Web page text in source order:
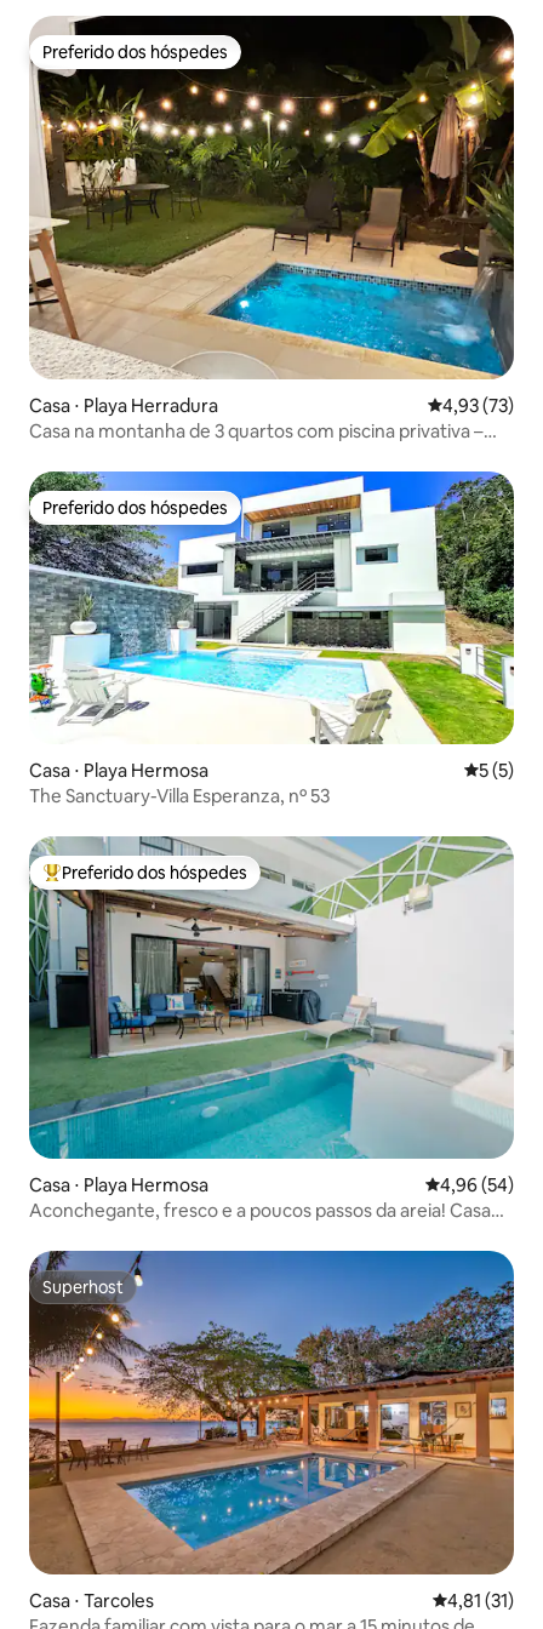
Preferido dos hóspedes
Preferido dos hóspedes
Casa ⋅ Playa Herradura 4,93 de uma
4,93 (73)
Casa na montanha de 3 quartos com piscina privativa –
Preferido dos hóspedes
Preferido dos hóspedes
Casa ⋅ Playa Hermosa 5 de
5 (5)
The Sanctuary-Villa Esperanza, nº 53
Entre os melhores preferidos dos hóspedes
Preferido dos hóspedes
Casa ⋅ Playa Hermosa 4,96 de uma
4,96 (54)
Aconchegante, fresco e a poucos passos da areia! Casa
Superhost
Superhost
Casa ⋅ Tarcoles 4,81 de uma
4,81 (31)